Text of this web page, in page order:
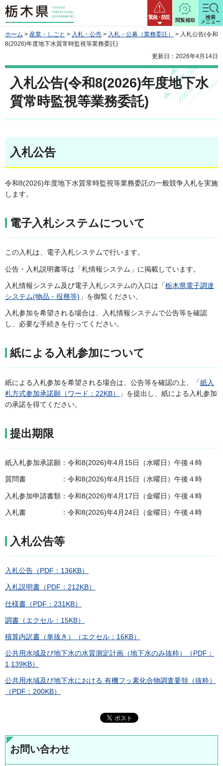
栃木県 緊急・防災
閲覧補助
検索
メニュー
ホーム > 産業・しごと > 入札・公売 > 入札・公募（業務委託）
> 入札公告(令和
8(2026)年度地下水質常時監視等業務委託)
更新日：2026年4月14日
入札公告(令和8(2026)年度地下水
質常時監視等業務委託)
入札公告
令和8(2026)年度地下水質常時監視等業務委託の一般競争入札を実施
します。
電子入札システムについて
この入札は、電子入札システムで行います。
公告・入札説明書等は「札情報システム」に掲載しています。
入札情報システム及び電子入札システムの入口は「栃木県電子調達
システム(物品・役務等) 」を御覧ください。
入札参加を希望される場合は、入札情報システムで公告等を確認
し、必要な手続きを行ってください。
紙による入札参加について
紙による入札参加を希望される場合は、公告等を確認の上、「紙入
札方式参加承諾願（ワード：22KB）
」を提出し、紙による入札参加
の承諾を得てください。
提出期限
紙入札参加承諾願：令和8(2026)年4月15日（水曜日）午後４時
質問書 ：令和8(2026)年4月15日（水曜日）午後４時
入札参加申請書類：令和8(2026)年4月17日（金曜日）午後４時
入札書 ：令和8(2026)年4月24日（金曜日）午後４時
入札公告等
入札公告（PDF：136KB）
入札説明書（PDF：212KB）
仕様書（PDF：231KB）
調書（エクセル：15KB）
積算内訳書（単抜き）（エクセル：16KB）
公共用水域及び地下水の水質測定計画（地下水のみ抜粋）（PDF：
1,139KB）
公共用水域及び地下水における 有機フッ素化合物調査要領（抜粋）
（PDF：200KB）
お問い合わせ